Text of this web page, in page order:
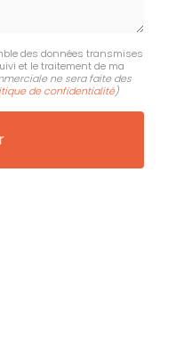
des données transmises
et le traitement de ma
ne sera faite des
de confidentialité)